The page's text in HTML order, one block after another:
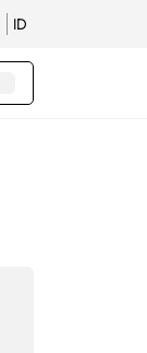
ID